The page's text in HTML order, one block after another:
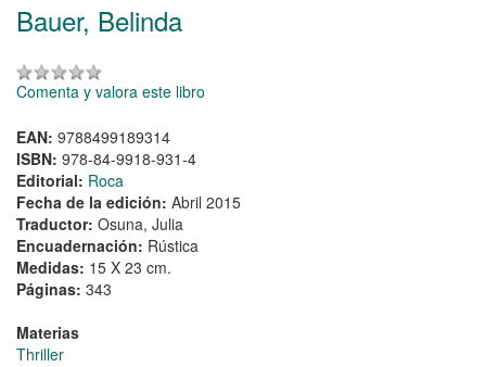
Bauer, Belinda
Comenta y valora este libro
EAN: 9788499189314
ISBN: 978-84-9918-931-4
Editorial: Roca
Fecha de la edición: Abril 2015
Traductor: Osuna, Julia
Encuadernación: Rústica
Medidas: 15 X 23 cm.
Páginas: 343
Materias
Thriller